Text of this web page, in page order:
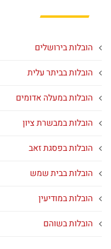
הובלות בירושלים
הובלות בביתר עלית
הובלות במעלה אדומים
הובלות במבשרת ציון
הובלות בפסגת זאב
הובלות בבית שמש
הובלות במודיעין
הובלות בשוהם